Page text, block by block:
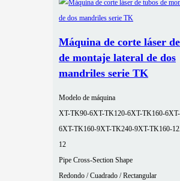
Máquina de corte láser
de montaje lateral de dos
mandriles serie TK
Modelo de máquina
XT-TK90-6XT-TK120-6XT-TK160-6
6XT-TK160-9XT-TK240-9XT-TK160-12
12
Pipe Cross-Section Shape
Redondo / Cuadrado / Rectangular